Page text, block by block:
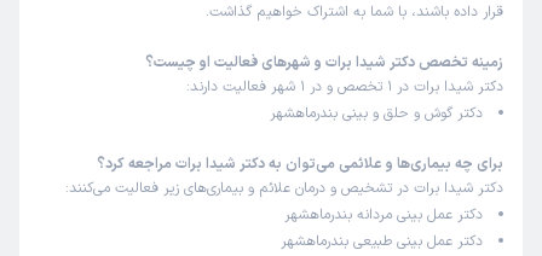
قرار داده باشند، با شما به اشتراک خواهیم گذاشت.
زمینه تخصص دکتر شیدا برات و شهرهای فعالیت او چیست؟
دکتر شیدا برات در 1 تخصص و در 1 شهر فعالیت دارند:
دکتر گوش و حلق و بینی بندرماهشهر
برای چه بیماری‌ها و علائمی می‌توان به دکتر شیدا برات مراجعه کرد؟
دکتر شیدا برات در تشخیص و درمان علائم و بیماری‌های زیر فعالیت می‌کنند:
دکتر عمل بینی مردانه بندرماهشهر
دکتر عمل بینی طبیعی بندرماهشهر